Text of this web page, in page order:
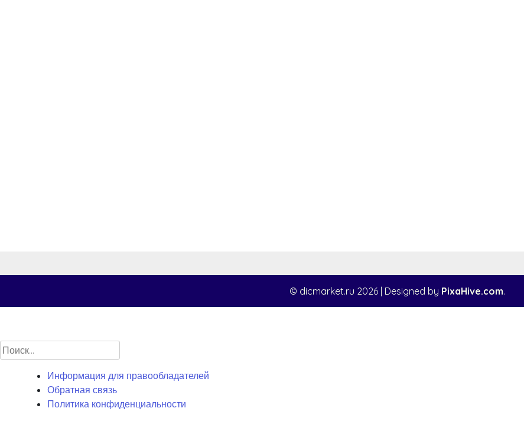
© dicmarket.ru 2026 Designed by PixaHive.com.
Найти:
Информация для правообладателей
Обратная связь
Политика конфиденциальности